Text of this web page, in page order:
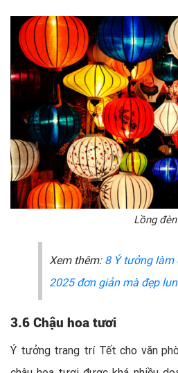
Lồng đèn
Xem thêm: 8 Ý tưởng làm
2025 đơn giản mà đẹp
3.6 Chậu hoa tươi
Ý tưởng trang trí Tết cho văn